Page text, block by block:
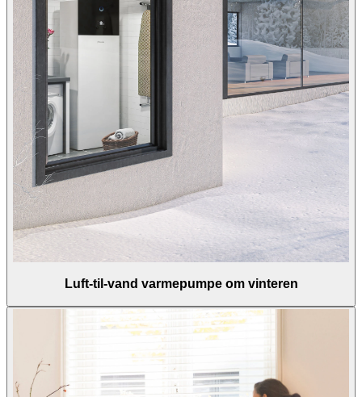
Luft-til-vand varmepumpe om vinteren